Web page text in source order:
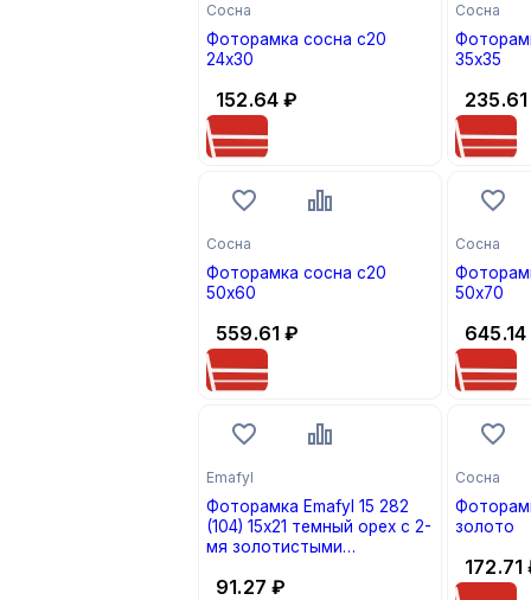
Сосна
Фоторамка сосна с20
24х30
152.64 ₽
Сосна
35х35
235.61
Сосна
Фоторамка сосна с20
50х60
559.61 ₽
Сосна
50х70
645.14
Emafyl
Фоторамка Emafyl 15 282
(104) 15х21 темный орех с 2-
мя золотистыми
91.27 ₽
Сосна
золото
172.71